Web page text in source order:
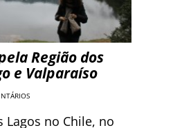
Região dos
e Valparaíso
Lagos no Chile, no